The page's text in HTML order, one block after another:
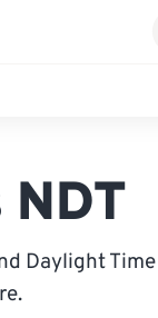
Daylight Time